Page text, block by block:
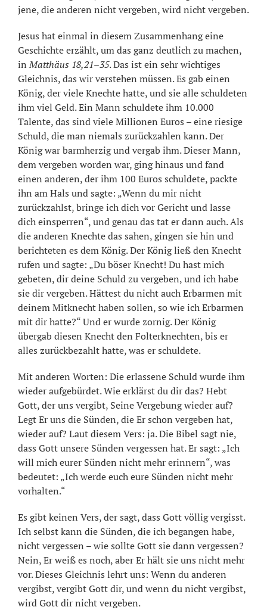
jene, die anderen nicht vergeben, wird nicht vergeben.
Jesus hat einmal in diesem Zusammenhang eine
Geschichte erzählt, um das ganz deutlich zu machen,
inMatthäus 18,21–35. Das ist ein sehr wichtiges
Gleichnis, das wir verstehen müssen. Es gab einen
König, der viele Knechte hatte, und sie alle schuldeten
ihm viel Geld. Ein Mann schuldete ihm 10.000
Talente, das sind viele Millionen Euros – eine riesige
Schuld, die man niemals zurückzahlen kann. Der
König war barmherzig und vergab ihm. Dieser Mann,
dem vergeben worden war, ging hinaus und fand
einen anderen, der ihm 100 Euros schuldete, packte
ihn am Hals und sagte: „Wenn du mir nicht
zurückzahlst, bringe ich dich vor Gericht und lasse
dich einsperren“, und genau das tat er dann auch. Als
die anderen Knechte das sahen, gingen sie hin und
berichteten es dem König. Der König ließ den Knecht
rufen und sagte: „Du böser Knecht! Du hast mich
gebeten, dir deine Schuld zu vergeben, und ich habe
sie dir vergeben. Hättest du nicht auch Erbarmen mit
deinem Mitknecht haben sollen, so wie ich Erbarmen
mit dir hatte?“ Und er wurde zornig. Der König
übergab diesen Knecht den Folterknechten, bis er
alles zurückbezahlt hatte, was er schuldete.
Mit anderen Worten: Die erlassene Schuld wurde ihm
wieder aufgebürdet. Wie erklärst du dir das? Hebt
Gott, der uns vergibt, Seine Vergebung wieder auf?
Legt Er uns die Sünden, die Er schon vergeben hat,
wieder auf? Laut diesem Vers: ja. Die Bibel sagt nie,
dass Gott unsere Sünden vergessen hat. Er sagt: „Ich
will mich eurer Sünden nicht mehr erinnern“, was
bedeutet: „Ich werde euch eure Sünden nicht mehr
vorhalten.“
Es gibt keinen Vers, der sagt, dass Gott völlig vergisst.
Ich selbst kann die Sünden, die ich begangen habe,
nicht vergessen – wie sollte Gott sie dann vergessen?
Nein, Er weiß es noch, aber Er hält sie uns nicht mehr
vor. Dieses Gleichnis lehrt uns: Wenn du anderen
vergibst, vergibt Gott dir, und wenn du nicht vergibst,
wird Gott dir nicht vergeben.